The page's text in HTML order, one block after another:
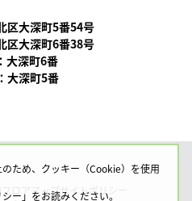
ため、クッキー（Cookie）を使用
ー 」をお読みください。
区大深町5番54号
区大深町6番38号
大深町6番
大深町5番
フロアマップサイトポリシー